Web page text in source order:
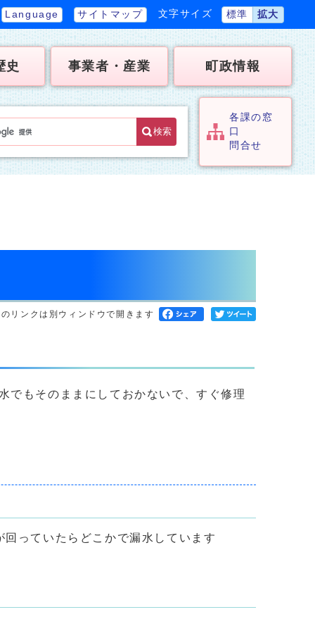
Language サイトマップ 文字サイズ 標準 拡大
史 事業者・産業 町政情報
検索
各課の窓
口
問合せ
リンクは別ウィンドウで開きます
でもそのままにしておかないで、すぐ修理
っていたらどこかで漏水しています